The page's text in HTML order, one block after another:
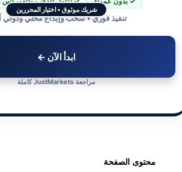
شريك موثوق • اختيار المحررين
تنفيذ فوري • سحب وإيداع محلي ودولي
ابدأ الآن ←
مراجعة JustMarkets كاملة
محتوى الصفحة